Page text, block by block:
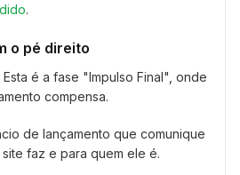
.
o pé direito
é a fase "Impulso Final", onde
compensa.
de lançamento que comunique
faz e para quem ele é.